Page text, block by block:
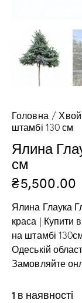
Головна
штамбі 130 см
Ялина
см
₴5,500.00
Ялина Глаука
краса | Купити
на штамбі
Одеській
Замовляйте
1 в наявності